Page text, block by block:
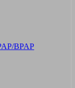
BPAP